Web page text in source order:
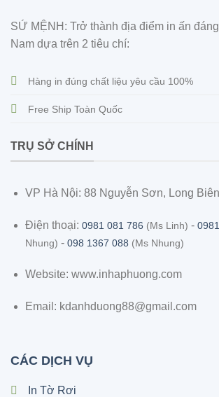
SỨ MỆNH: Trở thành địa điểm in ấn
Nam dựa trên 2 tiêu chí:
Hàng in đúng chất liệu yêu cầu 100%
Free Ship Toàn Quốc
TRỤ SỞ CHÍNH
VP Hà Nội: 88 Nguyễn Sơn, Long
Điện thoại: 0981 081 786 (Ms Linh) -
Nhung) - 098 1367 088 (Ms Nhung)
Website: www.inhaphuong.com
Email: kdanhduong88@gmail.com
CÁC DỊCH VỤ
In Tờ Rơi